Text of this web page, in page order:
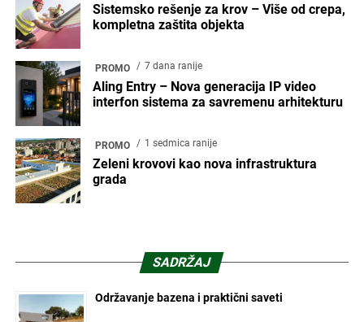
Sistemsko rešenje za krov – Više od crepa,
kompletna zaštita objekta
PROMO 7 dana ranije
Aling Entry – Nova generacija IP video
interfon sistema za savremenu arhitekturu
PROMO 1 sedmica ranije
Zeleni krovovi kao nova infrastruktura
grada
SADRŽAJ
Održavanje bazena i praktični saveti